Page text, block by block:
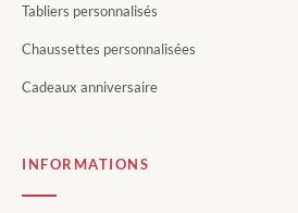
Tabliers personnalisés
Chaussettes personnalisées
Cadeaux anniversaire
INFORMATIONS